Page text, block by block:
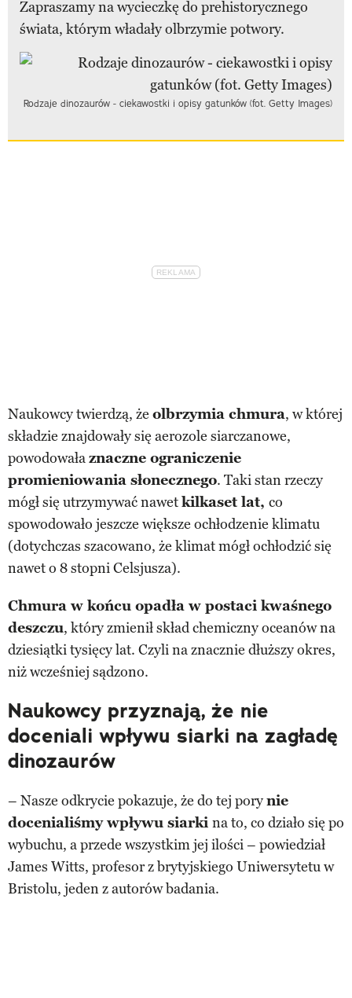
Zapraszamy na wycieczkę do prehistorycznego
świata, którym władały olbrzymie potwory.
Rodzaje dinozaurów - ciekawostki i opisy gatunków (fot. Getty Images)
Naukowcy twierdzą, że olbrzymia chmura, w której
składzie znajdowały się aerozole siarczanowe,
powodowałaznaczne ograniczenie
promieniowania słonecznego. Taki stan rzeczy
mógł się utrzymywać nawetkilkaset lat, co
spowodowało jeszcze większe ochłodzenie klimatu
(dotychczas szacowano, że klimat mógł ochłodzić się
nawet o 8 stopni Celsjusza).
Chmura w końcu opadła w postaci kwaśnego
deszczu, który zmienił skład chemiczny oceanów na
dziesiątki tysięcy lat. Czyli na znacznie dłuższy okres,
niż wcześniej sądzono.
Naukowcy przyznają, że nie
doceniali wpływu siarki na zagładę
dinozaurów
– Nasze odkrycie pokazuje, że do tej porynie
docenialiśmy wpływu siarki na to, co działo się po
wybuchu, a przede wszystkim jej ilości – powiedział
James Witts, profesor z brytyjskiego Uniwersytetu w
Bristolu, jeden z autorów badania.